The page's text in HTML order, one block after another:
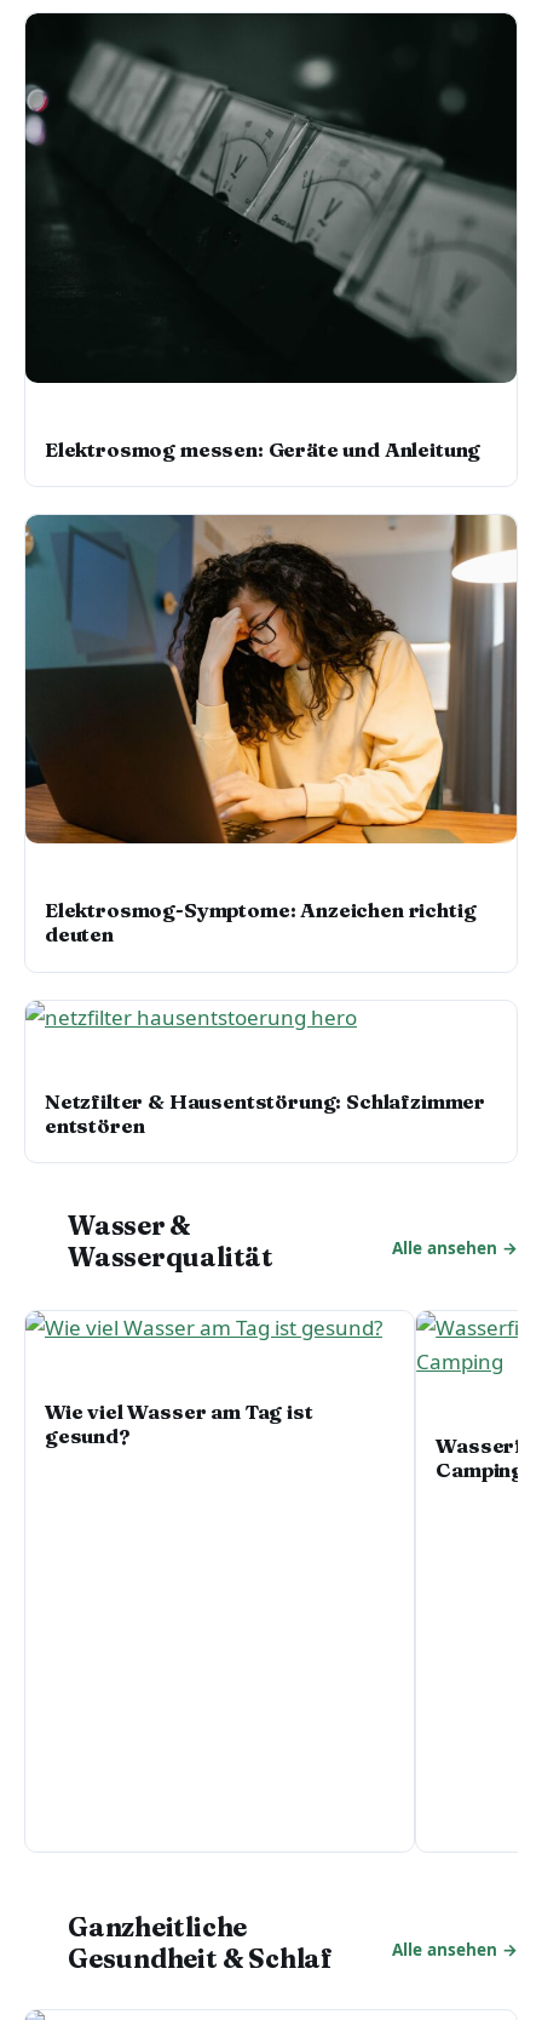
Elektrosmog messen: Geräte und Anleitung
Elektrosmog-Symptome: Anzeichen richtig
deuten
Netzfilter & Hausentstörung: Schlafzimmer
entstören
Wasser &
Wasserqualität
Alle ansehen →
Wie viel Wasser am Tag ist
gesund?
Camping
Ganzheitliche
Gesundheit & Schlaf
Alle ansehen →